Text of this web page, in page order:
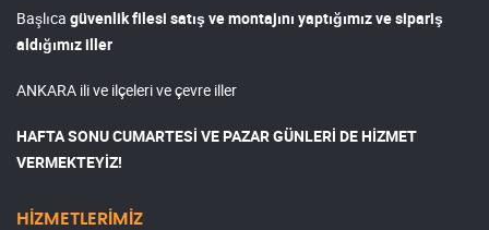
Başlıca güvenlik filesi satış ve montajını yaptığımız ve sipariş
aldığımız iller
ANKARA ili ve ilçeleri ve çevre iller
HAFTA SONU CUMARTESİ VE PAZAR GÜNLERİ DE HİZMET
VERMEKTEYİZ!
HİZMETLERİMİZ